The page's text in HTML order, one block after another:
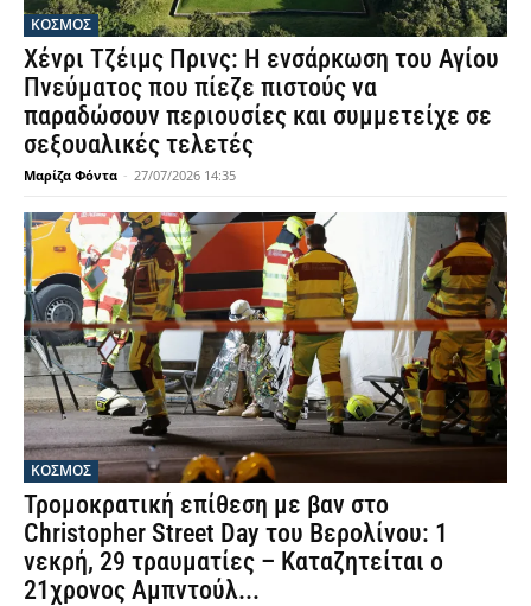
ΚΟΣΜΟΣ
Χένρι Τζέιμς Πρινς: Η ενσάρκωση του Αγίου
Πνεύματος που πίεζε πιστούς να
παραδώσουν περιουσίες και συμμετείχε σε
σεξουαλικές τελετές
Μαρίζα Φόντα - 27/07/2026 14:35
ΚΟΣΜΟΣ
Τρομοκρατική επίθεση με βαν στο
Christopher Street Day του Βερολίνου: 1
νεκρή, 29 τραυματίες – Καταζητείται ο
21χρονος Αμπντούλ...